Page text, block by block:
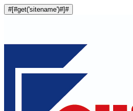
#[#get('sitename')#]#